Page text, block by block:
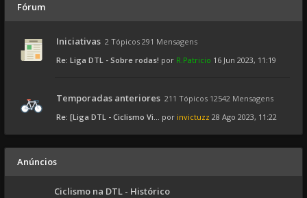
Fórum
Iniciativas 2 Tópicos 291 Mensagens
Re: Liga DTL - Sobre rodas! por R.Patricio 16 Jun 2023, 11:19
Temporadas anteriores 211 Tópicos 12542 Mensagens
Re: [Liga DTL - Ciclismo Vi... por invictuzz 28 Ago 2023, 11:22
Anúncios
Ciclismo na DTL - Histórico